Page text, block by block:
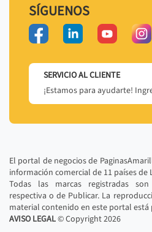
SÍGUENOS
SERVICIO AL CLIENTE
¡Estamos para ayudarte!
El portal de negocios de
información comercial de 11 países de
Todas las marcas registradas
respectiva o de Publicar. La
material contenido en este portal
AVISO LEGAL© Copyright2026